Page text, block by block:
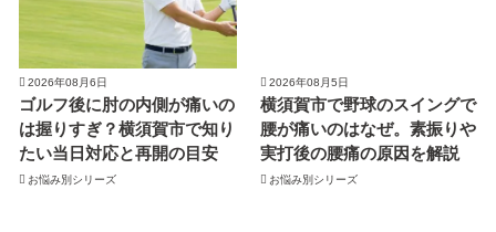
2026年08月6日
ゴルフ後に肘の内側が痛いの
は握りすぎ？横須賀市で知り
たい当日対応と再開の目安
お悩み別シリーズ
2026年08月5日
横須賀市で野球のスイングで
腰が痛いのはなぜ。素振りや
実打後の腰痛の原因を解説
お悩み別シリーズ